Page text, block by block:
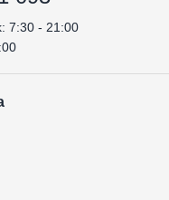
7:30 - 21:00